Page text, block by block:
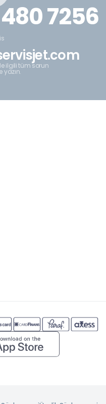
7256
ilgili tüm sorun
yazın.